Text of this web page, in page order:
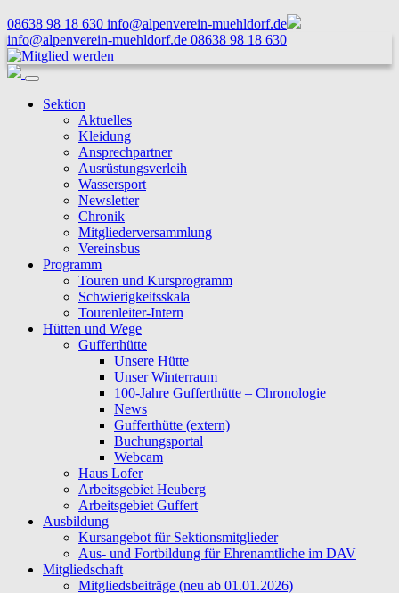
08638 98 18 630 info@alpenverein-muehldorf.de
info@alpenverein-muehldorf.de 08638 98 18 630
Sektion
Aktuelles
Kleidung
Ansprechpartner
Ausrüstungsverleih
Wassersport
Newsletter
Chronik
Mitgliederversammlung
Vereinsbus
Programm
Touren und Kursprogramm
Schwierigkeitsskala
Tourenleiter-Intern
Hütten und Wege
Gufferthütte
Unsere Hütte
Unser Winterraum
100-Jahre Gufferthütte – Chronologie
News
Gufferthütte (extern)
Buchungsportal
Webcam
Haus Lofer
Arbeitsgebiet Heuberg
Arbeitsgebiet Guffert
Ausbildung
Kursangebot für Sektionsmitglieder
Aus- und Fortbildung für Ehrenamtliche im DAV
Mitgliedschaft
Mitgliedsbeiträge (neu ab 01.01.2026)